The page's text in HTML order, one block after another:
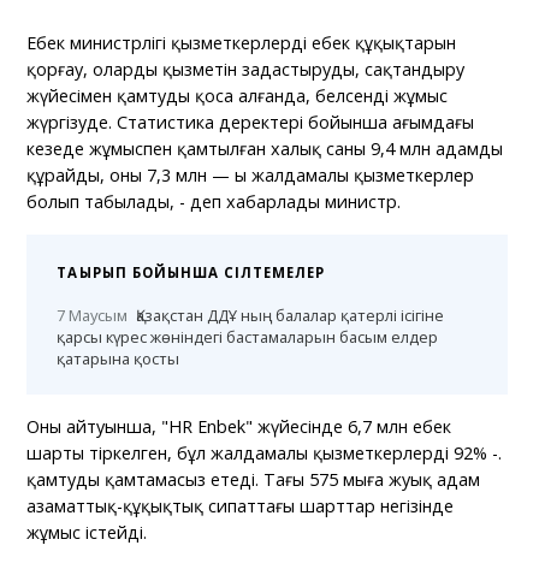
Еңбек министрлігі қызметкерлердің еңбек құқықтарын
қорғау, олардың қызметін заңдастыруды, сақтандыру
жүйесімен қамтуды қоса алғанда, белсенді жұмыс
жүргізуде. Статистика деректері бойынша ағымдағы
кезеңде жұмыспен қамтылған халық саны 9,4 млн адамды
құрайды, оның 7,3 млн — ы жалдамалы қызметкерлер
болып табылады, - деп хабарлады министр.
ТАҚЫРЫП БОЙЫНША СІЛТЕМЕЛЕР
7 Маусым Қазақстан ДДҰ ның балалар қатерлі ісігіне
қарсы күрес жөніндегі бастамаларын басым елдер
қатарына қосты
Оның айтуынша, "HR Enbek" жүйесінде 6,7 млн еңбек
шарты тіркелген, бұл жалдамалы қызметкерлердің 92% -.
қамтуды қамтамасыз етеді. Тағы 575 мыңға жуық адам
азаматтық-құқықтық сипаттағы шарттар негізінде
жұмыс істейді.